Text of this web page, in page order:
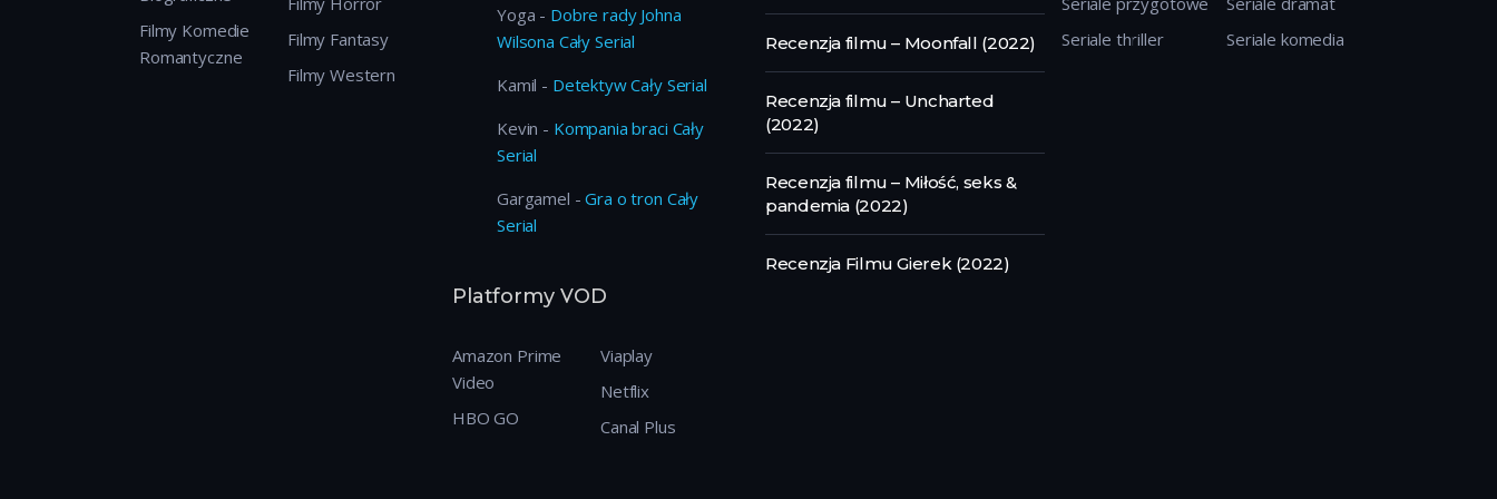
gdzie ma dojść do zamachu.
Filmy Komedie
Romantyczne
Filmy Fantasy
Filmy Western
Yoga - Dobre rady Johna
Wilsona Cały Serial
Kamil - Detektyw Cały Serial
Kevin - Kompania braci Cały
Serial
Gargamel -Gra o tron Cały
Serial
Platformy VOD
Amazon Prime
Video
HBO GO
Viaplay
Netflix
Canal Plus
Recenzja filmu – Moonfall (2022)
Recenzja filmu – Uncharted
(2022)
Recenzja filmu – Miłość, seks &
pandemia (2022)
Recenzja Filmu Gierek (2022)
Seriale thriller
Seriale komedia